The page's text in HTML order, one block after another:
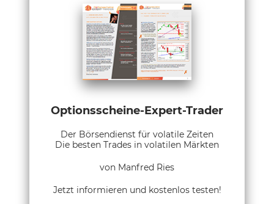
Optionsscheine-Expert-Trader
Der Börsendienst für volatile Zeiten
Die besten Trades in volatilen Märkten
von Manfred Ries
Jetzt informieren und kostenlos testen!